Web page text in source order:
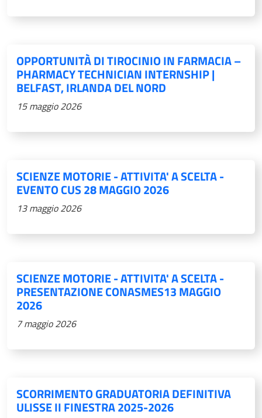
OPPORTUNITÀ DI TIROCINIO IN FARMACIA –
PHARMACY TECHNICIAN INTERNSHIP |
BELFAST, IRLANDA DEL NORD
15 maggio 2026
SCIENZE MOTORIE - ATTIVITA' A SCELTA -
EVENTO CUS 28 MAGGIO 2026
13 maggio 2026
SCIENZE MOTORIE - ATTIVITA' A SCELTA -
PRESENTAZIONE CONASMES13 MAGGIO
2026
7 maggio 2026
SCORRIMENTO GRADUATORIA DEFINITIVA
ULISSE II FINESTRA 2025-2026